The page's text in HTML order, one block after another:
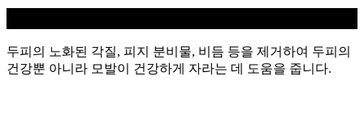
두피의 노화된 각질, 피지 분비물, 비듬 등을 제거하여 두피의
건강뿐 아니라 모발이 건강하게 자라는 데 도움을 줍니다.